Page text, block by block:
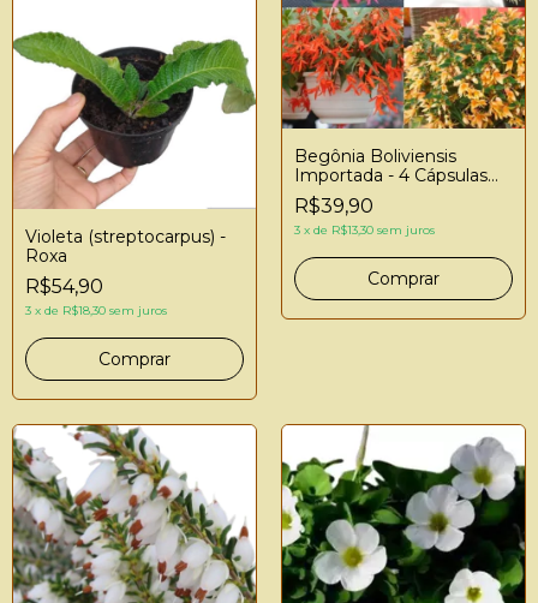
Violeta (streptocarpus) -
Roxa
R$54,90
3 x de R$18,30 sem juros
Begônia Boliviensis
Importada - 4 Cápsulas
De Sementes Mista
R$39,90
3 x de R$13,30 sem juros